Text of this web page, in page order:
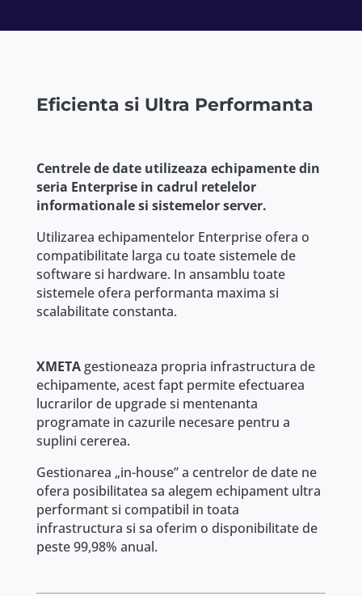
Eficienta si Ultra Performanta
Centrele de date utilizeaza echipamente din
seria Enterprise in cadrul retelelor
informationale si sistemelor server.
Utilizarea echipamentelor Enterprise ofera o
compatibilitate larga cu toate sistemele de
software si hardware. In ansamblu toate
sistemele ofera performanta maxima si
scalabilitate constanta.
XMETAgestioneaza propria infrastructura de
echipamente, acest fapt permite efectuarea
lucrarilor de upgrade si mentenanta
programate in cazurile necesare pentru a
suplini cererea.
Gestionarea „in-house” a centrelor de date ne
ofera posibilitatea sa alegem echipament ultra
performant si compatibil in toata
infrastructura si sa oferim o disponibilitate de
peste 99,98% anual.